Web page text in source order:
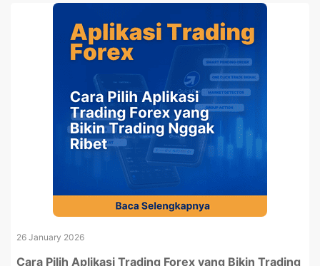
26 January 2026
Cara Pilih Aplikasi Trading Forex yang Bikin Trading